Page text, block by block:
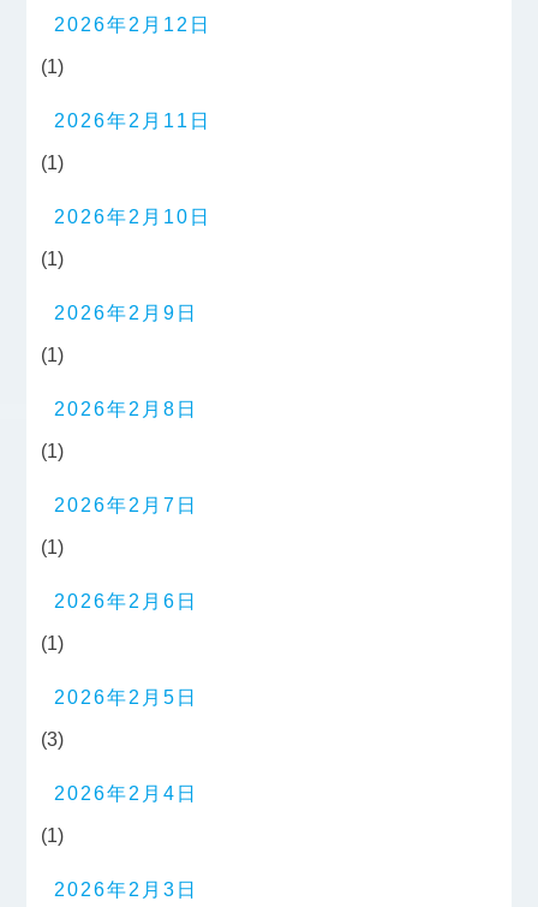
2026年2月12日
(1)
2026年2月11日
(1)
2026年2月10日
(1)
2026年2月9日
(1)
2026年2月8日
(1)
2026年2月7日
(1)
2026年2月6日
(1)
2026年2月5日
(3)
2026年2月4日
(1)
2026年2月3日